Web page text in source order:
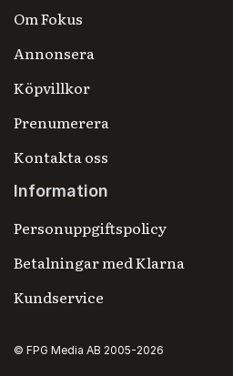
Om Fokus
Annonsera
Köpvillkor
Prenumerera
Kontakta oss
Information
Personuppgiftspolicy
Betalningar med Klarna
Kundservice
© FPG Media AB 2005-2026